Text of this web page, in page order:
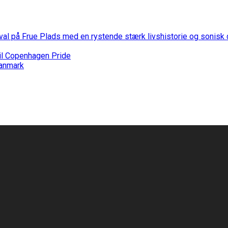
på Frue Plads med en rystende stærk livshistorie og sonisk
Copenhagen Pride